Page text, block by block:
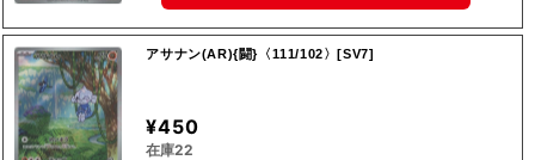
アサナン(AR){闘}〈111/102〉[SV7]
¥450
在庫22